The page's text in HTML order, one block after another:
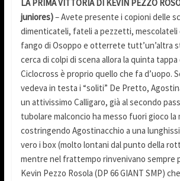
LA PRIMA VITTORIA DI KEVIN PEZZO
juniores)– Avete presente i copioni delle
dimenticateli, fateli a pezzetti, mescolateli
fango di Osoppo e otterrete tutt’un’altra
cerca di colpi di scena allora la quinta tappa
Ciclocross è proprio quello che fa d’uopo.
vedeva in testa i “soliti” De Pretto,
un attivissimo Calligaro, già al secondo
tubolare malconcio ha messo fuori gioco la
costringendo Agostinacchio a una
vero i box (molto lontani dal punto della
mentre nel frattempo rinvenivano sempre
Kevin Pezzo Rosola (DP 66 GIANT SMP)